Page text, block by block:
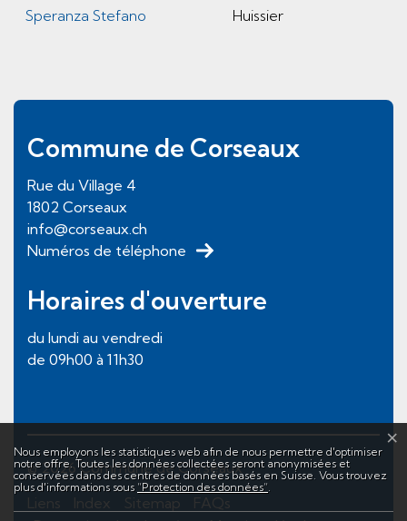
Speranza Stefano Huissier
Pied de page
Commune de Corseaux
Rue du Village 4
1802 Corseaux
info@corseaux.ch
Numéros de téléphone
Horaires d'ouverture
du lundi au vendredi
de 09h00 à 11h30
© 2026 Commune de Corseaux
Toolbar
Liens Index Sitemap
FAQs
Statistiques web
Nous employons les statistiques web afin de nous permettre d'optimiser
notre offre. Toutes les données collectées seront anonymisées et
conservées dans des centres de données basés en Suisse. Vous trouvez
plus d'informations sous “Protection des données“.
×